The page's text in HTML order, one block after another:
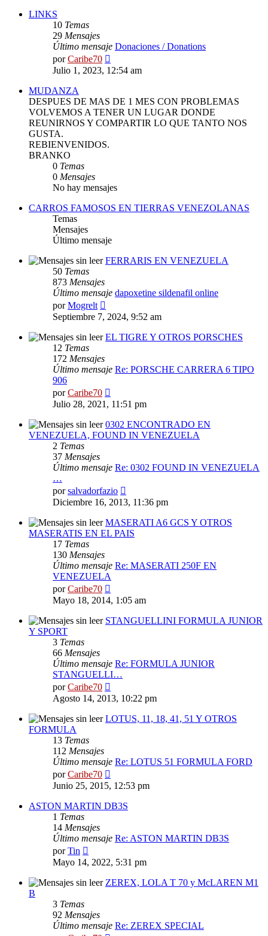
LINKS
10 Temas
29 Mensajes
Último mensaje Donaciones / Donations
porCaribe70
último
Julio 1, 2023, 12:54 am
MUDANZA
DESPUES DE MAS DE 1 MES CON PROBLEMAS
VOLVEMOS A TENER UN LUGAR DONDE
REUNIRNOS Y COMPARTIR LO QUE TANTO NOS
GUSTA.
REBIENVENIDOS.
BRANKO
0 Temas
0 Mensajes
No hay mensajes
CARROS FAMOSOS EN TIERRAS VENEZOLANAS
Temas
Mensajes
Último mensaje
FERRARIS EN VENEZUELA
50 Temas
873 Mensajes
Último mensaje dapoxetine sildenafil online
porMogrelt
último
Septiembre 7, 2024, 9:52 am
EL TIGRE Y OTROS PORSCHES
12 Temas
172 Mensajes
Último mensaje Re: PORSCHE CARRERA 6 TIPO
906
porCaribe70
último
mensaje
Julio 28, 2021, 11:51 pm
0302 ENCONTRADO EN
VENEZUELA, FOUND IN VENEZUELA
2 Temas
37 Mensajes
Último mensaje Re: 0302 FOUND IN VENEZUELA
…
porsalvadorfazio
último
Diciembre 16, 2013, 11:36 pm
MASERATI A6 GCS Y OTROS
MASERATIS EN EL PAIS
17 Temas
130 Mensajes
Último mensaje Re: MASERATI 250F EN
VENEZUELA
porCaribe70
último
Mayo 18, 2014, 1:05 am
STANGUELLINI FORMULA JUNIOR
Y SPORT
3 Temas
66 Mensajes
Último mensaje Re: FORMULA JUNIOR
STANGUELLI…
porCaribe70
último
Agosto 14, 2013, 10:22 pm
LOTUS, 11, 18, 41, 51 Y OTROS
FORMULA
13 Temas
112 Mensajes
Último mensaje Re: LOTUS 51 FORMULA FORD
porCaribe70
último
mensaje
Junio 25, 2015, 12:53 pm
ASTON MARTIN DB3S
1 Temas
14 Mensajes
Último mensaje Re: ASTON MARTIN DB3S
porTin
último
Mayo 14, 2022, 5:31 pm
ZEREX, LOLA T 70 y McLAREN M1
B
3 Temas
92 Mensajes
Último mensaje Re: ZEREX SPECIAL